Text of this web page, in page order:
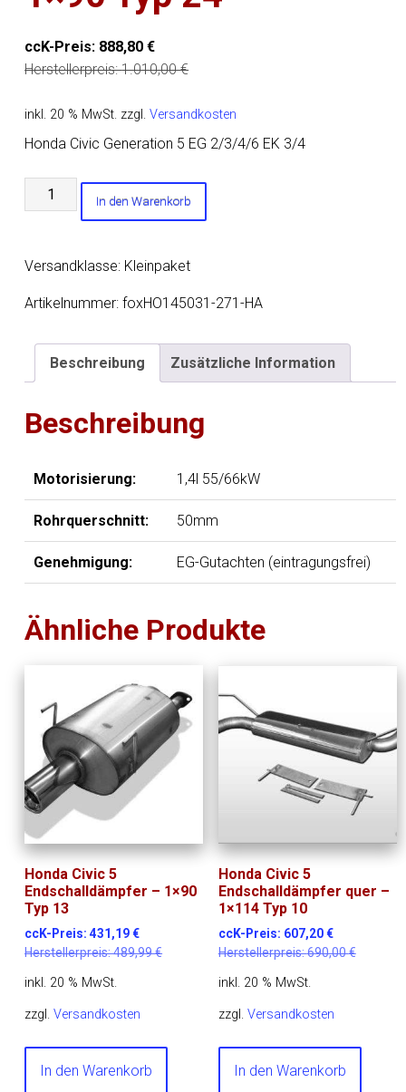
ccK-Preis: 888,80€
Herstellerpreis:1.010,00€
inkl. 20 % MwSt. zzgl.Versandkosten
Honda Civic Generation 5 EG 2/3/4/6 EK 3/4
Honda
Civic
-
EG3
und
Vorschalldämpfer
1x90
Typ
Menge
In den Warenkorb
Versandklasse: Kleinpaket
Artikelnummer:foxHO145031-271-HA
Beschreibung Zusätzliche Information
Beschreibung
Motorisierung: 1,4l 55/66kW
Rohrquerschnitt: 50mm
Genehmigung: EG-Gutachten (eintragungsfrei)
Ähnliche Produkte
Honda Civic 5
Endschalldämpfer – 1×90
Typ 13
ccK-Preis:431,19€
Herstellerpreis:489,99€
inkl. 20 % MwSt.
zzgl.Versandkosten
In den Warenkorb
Honda Civic 5
Endschalldämpfer quer –
1×114 Typ 10
ccK-Preis: 607,20€
Herstellerpreis:690,00€
inkl. 20 % MwSt.
zzgl. Versandkosten
In den Warenkorb